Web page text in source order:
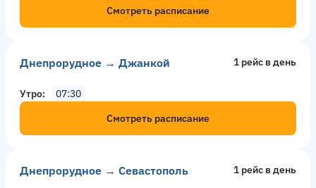
Смотреть расписание
Днепрорудное → Джанкой 1 рейс в день
Утро
07:30
Смотреть расписание
Днепрорудное → Севастополь 1 рейс в день